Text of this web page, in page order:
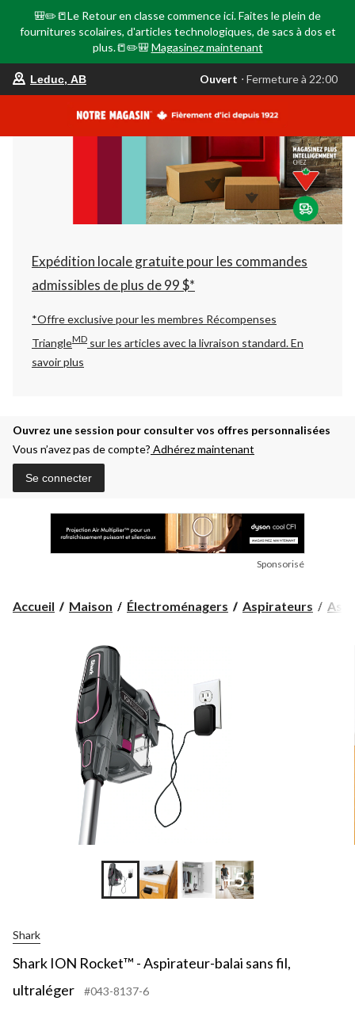
🎒✏️📒Le Retour en classe commence ici. Faites le plein de
fournitures scolaires, d'articles technologiques, de sacs à dos et
plus.📒✏️🎒 Magasinez maintenant
votre
est
AB,
Ouvert,
Fermeture
à
22:00
changer
Leduc, AB Ouvert ⋅ Fermeture à 22:00
Expédition locale gratuite pour les commandes
admissibles de plus de 99 $*
*Offre exclusive pour les membres Récompenses
TriangleMD sur les articles avec la livraison standard.En
savoir plus
Ouvrez une session pour consulter vos offres personnalisées
Vous n’avez pas de compte? Adhérez maintenant
Se connecter
Sponsorisé
Accueil Maison Électroménagers Aspirateurs
+5
Shark
Shark ION Rocket™ - Aspirateur-balai sans fil,
ultraléger
#043-8137-6